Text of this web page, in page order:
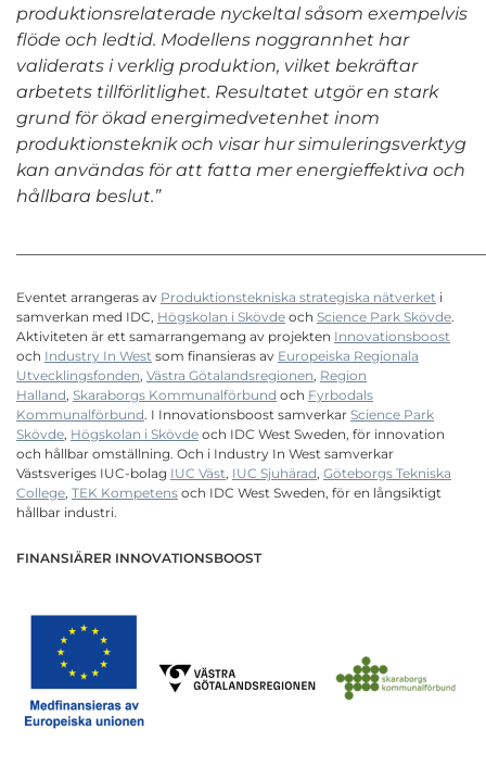
produktionsrelaterade nyckeltal såsom exempelvis
flöde och ledtid. Modellens noggrannhet har
validerats i verklig produktion, vilket bekräftar
arbetets tillförlitlighet. Resultatet utgör en stark
grund för ökad energimedvetenhet inom
produktionsteknik och visar hur simuleringsverktyg
kan användas för att fatta mer energieffektiva och
hållbara beslut.”
Eventet arrangeras av Produktionstekniska strategiska nätverket i
samverkan med IDC, Högskolan i Skövde och Science Park Skövde.
Aktiviteten är ett samarrangemang av projekten Innovationsboost
och Industry In West som finansieras av Europeiska Regionala
Utvecklingsfonden, Västra Götalandsregionen, Region
Halland, Skaraborgs Kommunalförbund och Fyrbodals
Kommunalförbund. I Innovationsboost samverkar Science Park
Skövde, Högskolan i Skövde och IDC West Sweden, för innovation
och hållbar omställning. Och i Industry In West samverkar
Västsveriges IUC-bolag IUC Väst, IUC Sjuhärad, Göteborgs Tekniska
College, TEK Kompetens och IDC West Sweden, för en långsiktigt
hållbar industri.
FINANSIÄRER INNOVATIONSBOOST